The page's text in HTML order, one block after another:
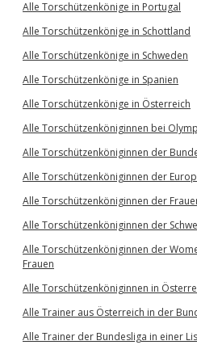
Alle Torschützenkönige in Portugal
Alle Torschützenkönige in Schottland
Alle Torschützenkönige in Schweden
Alle Torschützenkönige in Spanien
Alle Torschützenkönige in Österreich
Alle Torschützenköniginnen bei
Alle Torschützenköniginnen der
Alle Torschützenköniginnen der
Alle Torschützenköniginnen der
Alle Torschützenköniginnen der
Alle Torschützenköniginnen der
Frauen
Alle Torschützenköniginnen in
Alle Trainer aus Österreich in der
Alle Trainer der Bundesliga in einer